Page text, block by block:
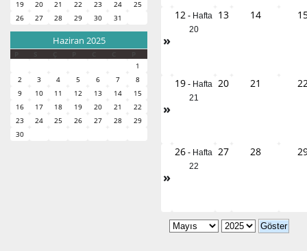
19
20 21 22 23 24
25
26
27 28 29 30 31
Haziran 2025
1
2
3 4 5 6 7
8
9
10 11 12 13 14
15
16
17 18 19 20 21
22
23
24 25 26 27 28
29
30
»
12 - Hafta
20
13 14
»
19 - Hafta
21
20 21
»
26 - Hafta
22
27 28